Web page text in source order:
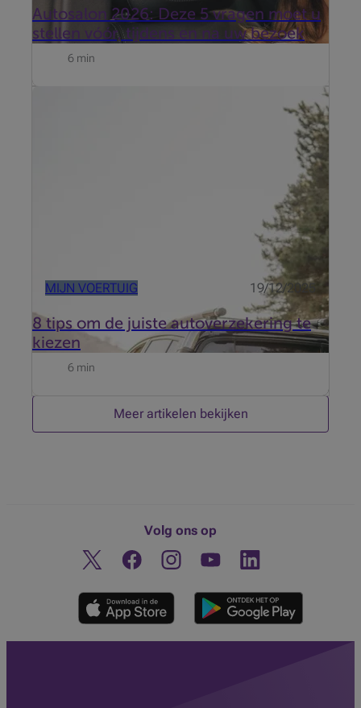
Autosalon 2026: Deze 5 vragen moet u
stellen vóór, tijdens en na uw bezoek
6 min
MIJN VOERTUIG 19/12/2025
8 tips om de juiste autoverzekering te
kiezen
gekozen. Gefeliciteerd, uw nieuwe droomauto is
besteld! Nu is het tijd om te zorgen voor de perfecte
bescherming: een passende autoverzekering. Hoe
6 min
Meer artikelen bekijken
Volg ons op
Twitter FacebookInstagramOntdek ons YouTube-kanaal
Linkedin